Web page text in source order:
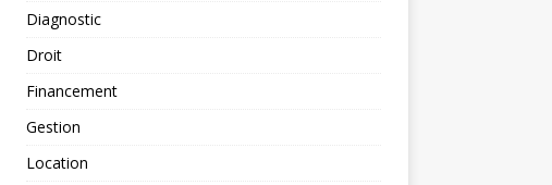
Diagnostic
Droit
Financement
Gestion
Location